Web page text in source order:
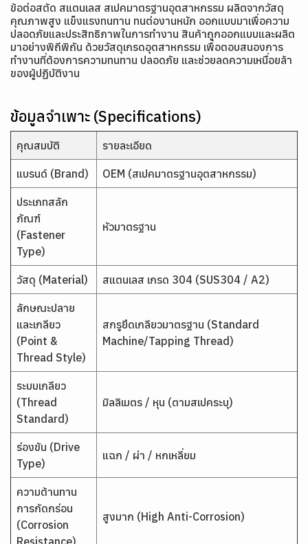
ข้อต่อสตัด สแตนเลส สเปคมาตรฐานอุตสาหกรรม ผลิตจากวัสดุ
คุณภาพสูง แข็งแรงทนทาน ทนต่องานหนัก ออกแบบมาเพื่อความ
ปลอดภัยและประสิทธิภาพในการทำงาน สินค้าถูกออกแบบและผลิต
มาอย่างพิถีพิถัน ด้วยวัสดุเกรดอุตสาหกรรม เพื่อตอบสนองการ
ทำงานที่ต้องการความทนทาน ปลอดภัย และช่วยลดความเหนื่อยล้า
ของผู้ปฏิบัติงาน
ข้อมูลจำเพาะ (Specifications)
คุณสมบัติ รายละเอียด
แบรนด์ (Brand) OEM (สเปคมาตรฐานอุตสาหกรรม)
ประเภทสลัก
ภัณฑ์
(Fastener
Type)
หัวมาตรฐาน
วัสดุ (Material) สแตนเลส เกรด 304 (SUS304 / A2)
ลักษณะปลาย
และเกลียว
(Point &
Thread Style)
สกรูยึดเกลียวมาตรฐาน (Standard
Machine/Tapping Thread)
ระบบเกลียว
(Thread
Standard)
มิลลิเมตร / หุน (ตามสเปคระบุ)
ร่องขัน (Drive
Type)
แฉก / ผ่า / หกเหลี่ยม
ความต้านทาน
การกัดกร่อน
(Corrosion
Resistance)
สูงมาก (High Anti-Corrosion)